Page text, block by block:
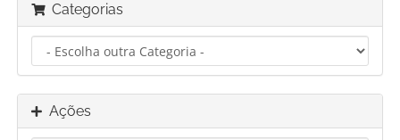
Categorias
Ações